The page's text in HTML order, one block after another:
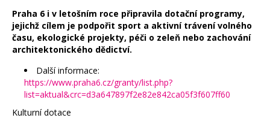
Praha 6 i v letošním roce připravila dotační programy,
jejichž cílem je podpořit sport a aktivní trávení volného
času, ekologické projekty, péči o zeleň nebo zachování
architektonického dědictví.
Další informace:
https://www.praha6.cz/granty/list.php?
list=aktual&crc=d3a647897f2e82e842ca05f3f607ff60
Kulturní dotace